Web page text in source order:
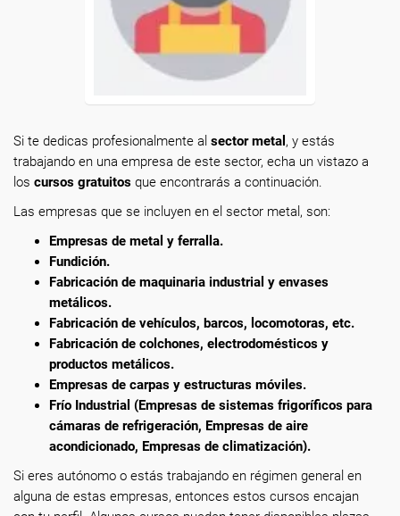
Si te dedicas profesionalmente al sector metal , y estás
trabajando en una empresa de este sector, echa un vistazo a
los cursos gratuitos que encontrarás a continuación.
Las empresas que se incluyen en el sector metal, son:
Empresas de metal y ferralla.
Fundición.
Fabricación de maquinaria industrial y envases
metálicos.
Fabricación de vehículos, barcos, locomotoras, etc.
Fabricación de colchones, electrodomésticos y
productos metálicos.
Empresas de carpas y estructuras móviles.
Frío Industrial (Empresas de sistemas frigoríficos para
cámaras de refrigeración, Empresas de aire
acondicionado, Empresas de climatización).
Si eres autónomo o estás trabajando en régimen general en
alguna de estas empresas, entonces estos cursos encajan